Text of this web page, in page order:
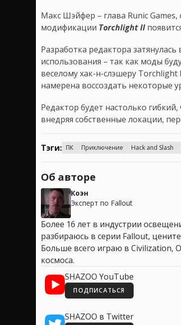
Макс Шэйфер – глава Runic
модификации Torchlight II
Разработка редактора затянулась
использования – так как моды
веселому хак-н-слэшеру Torchlight
намерена воссоздать некоторые
Редактор будет настолько
внедряя собственные локации,
Тэги: ПК Приключение Hack and Slash
Об авторе
Коэн
Эксперт по Fallout
Более 16 лет в индустрии
разбираюсь в серии Fallout,
Больше всего играю в Civilization,
космоса.
SHAZOO YouTube
ПОДПИСАТЬСЯ
SHAZOO в Twitter